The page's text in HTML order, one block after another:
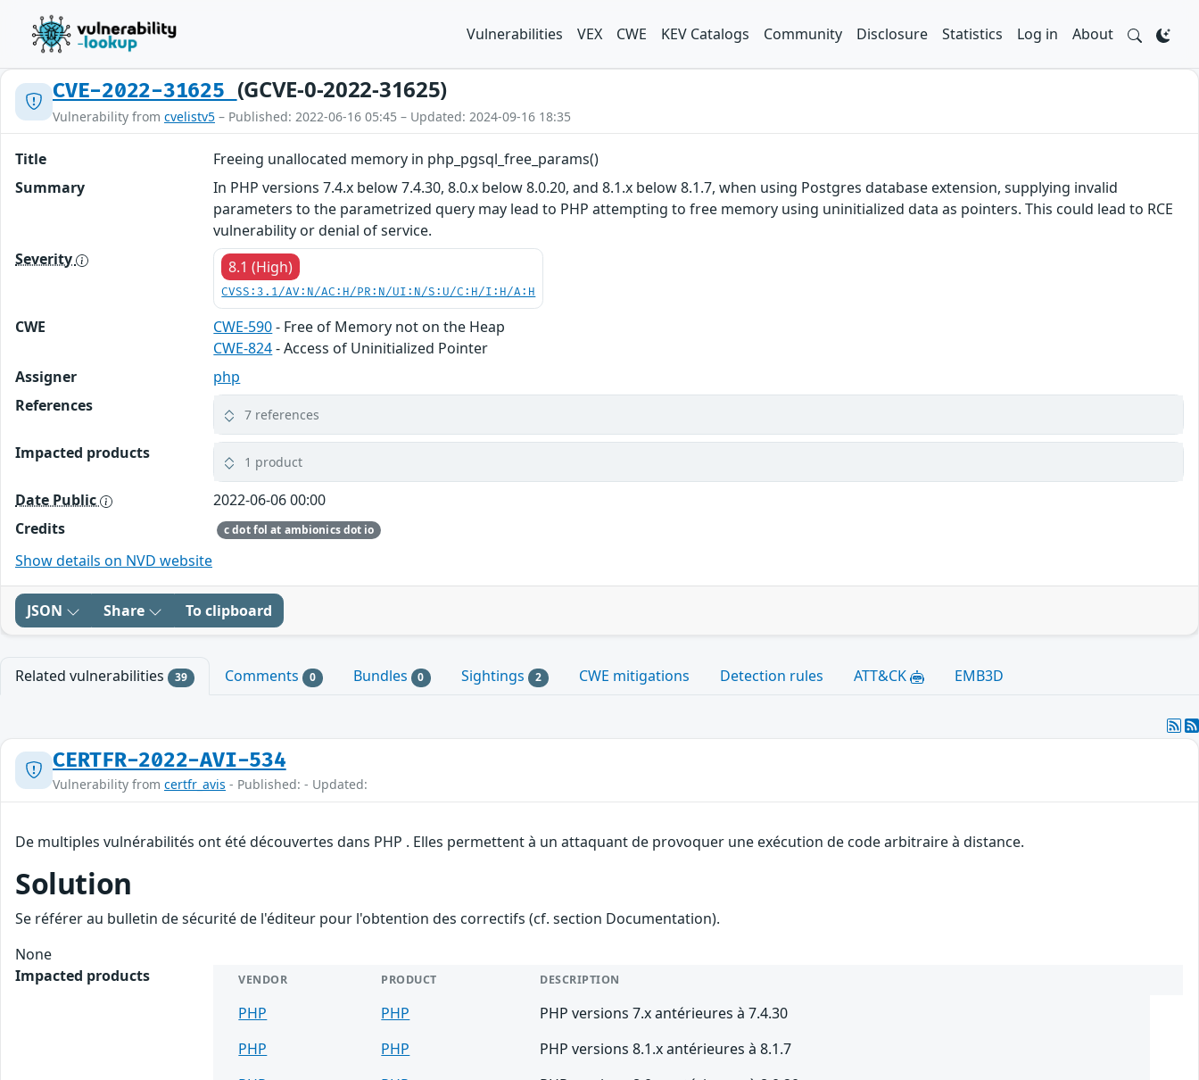
Vulnerabilities VEX CWE KEV Catalogs Community Disclosure Statistics Log in About
CVE-2022-31625 (GCVE-0-2022-31625)
Vulnerability from cvelistv5 – Published: 2022-06-16 05:45 – Updated: 2024-09-16 18:35
Title
Freeing unallocated memory in php_pgsql_free_params()
Summary
In PHP versions 7.4.x below 7.4.30, 8.0.x below 8.0.20, and 8.1.x below 8.1.7, when using Postgres database extension, supplying invalid
parameters to the parametrized query may lead to PHP attempting to free memory using uninitialized data as pointers. This could lead to RCE
vulnerability or denial of service.
Severity
8.1 (High)
CVSS:3.1/AV:N/AC:H/PR:N/UI:N/S:U/C:H/I:H/A:H
CWE CWE-590- Free of Memory not on the Heap
CWE-824- Access of Uninitialized Pointer
Assigner
php
References
7 references
Impacted products 1 product
Date Public
2022-06-06 00:00
Credits
c dot fol at ambionics dot io
Show details on NVD website
JSON Share To clipboard
Related vulnerabilities 39 Comments 0 Bundles 0 Sightings 2 CWE mitigations Detection rules ATT&CK EMB3D
CERTFR-2022-AVI-534
Vulnerability from certfr_avis - Published: - Updated:
De multiples vulnérabilités ont été découvertes dans PHP . Elles permettent à un attaquant de provoquer une exécution de code arbitraire à distance.
Solution
Se référer au bulletin de sécurité de l'éditeur pour l'obtention des correctifs (cf. section Documentation).
None
Impacted products
VENDOR PRODUCT DESCRIPTION
PHP PHP
PHP versions 7.x antérieures à 7.4.30
PHP
PHP
PHP versions 8.1.x antérieures à 8.1.7